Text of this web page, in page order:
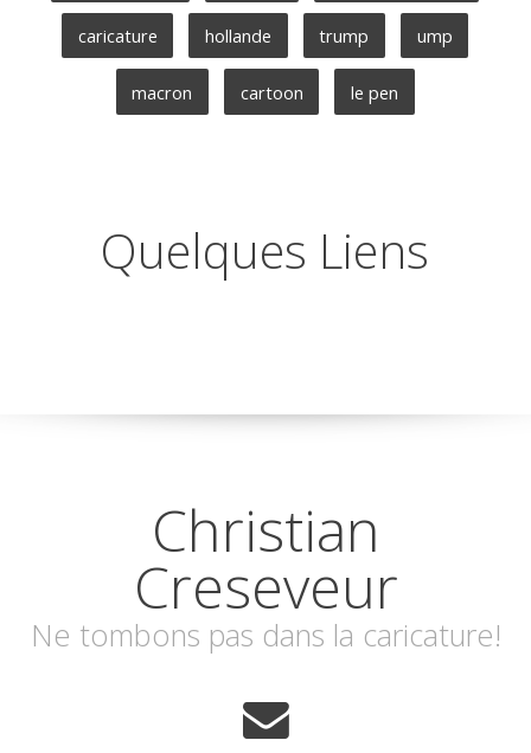
caricature hollande trump ump
macron cartoon le pen
Quelques Liens
Christian
Creseveur
Ne tombons pas dans la caricature!